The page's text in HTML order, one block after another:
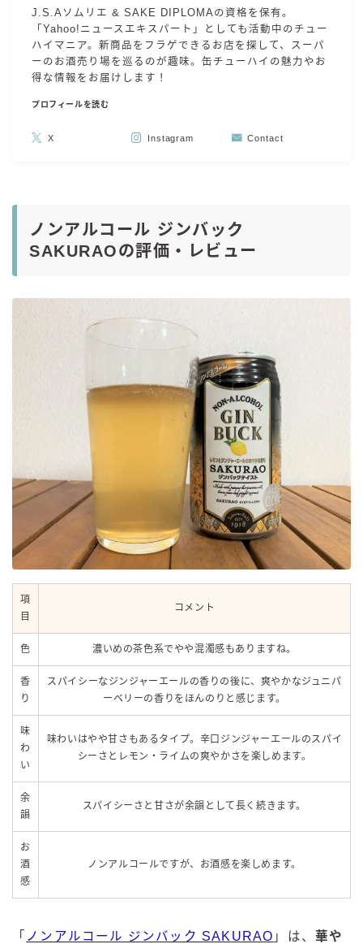
J.S.Aソムリエ & SAKE DIPLOMAの資格を保有。
「Yahoo!ニュースエキスパート」としても活動中のチュー
ハイマニア。新商品をフラゲできるお店を探して、スーパ
ーのお酒売り場を巡るのが趣味。缶チューハイの魅力やお
得な情報をお届けします！
プロフィールを読む
X Instagram Contact
ノンアルコール ジンバック
SAKURAOの評価・レビュー
項
目
コメント
色 濃いめの茶色系でやや混濁感もありますね。
香
り
スパイシーなジンジャーエールの香りの後に、爽やかなジュニパ
ーベリーの香りをほんのりと感じます。
味
わ
い
味わいはやや甘さもあるタイプ。辛口ジンジャーエールのスパイ
シーさとレモン・ライムの爽やかさを楽しめます。
余
韻
スパイシーさと甘さが余韻として長く続きます。
お
酒
感
ノンアルコールですが、お酒感を楽しめます。
「 ノンアルコール ジンバック SAKURAO 」は、華や